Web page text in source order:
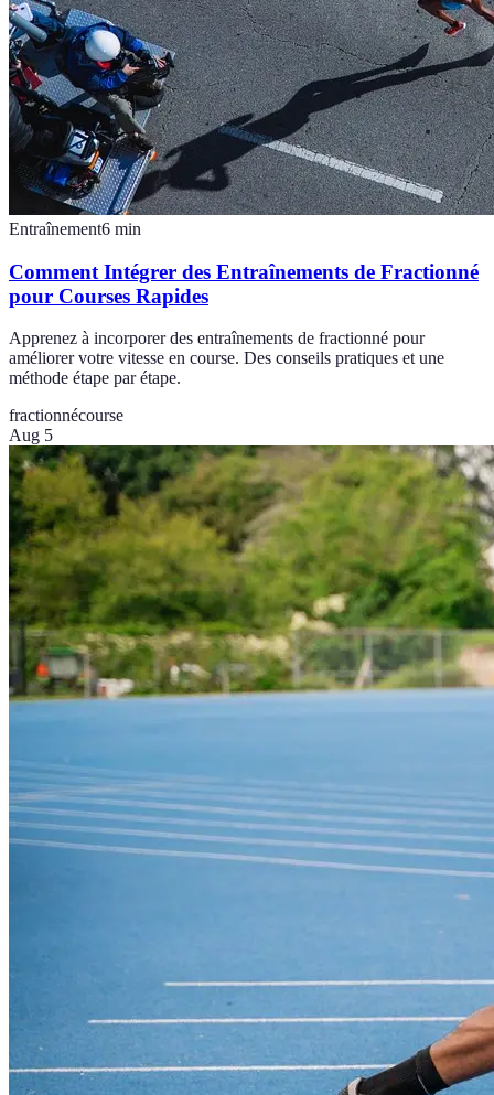
Entraînement6 min
Comment Intégrer des Entraînements de Fractionné
pour Courses Rapides
Apprenez à incorporer des entraînements de fractionné pour
améliorer votre vitesse en course. Des conseils pratiques et une
méthode étape par étape.
fractionnécourse
Aug 5